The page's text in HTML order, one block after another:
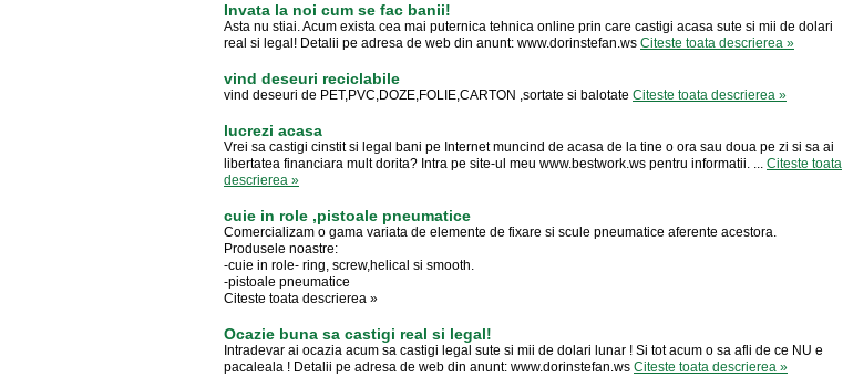
Invata la noi cum se fac banii!
Asta nu stiai. Acum exista cea mai puternica tehnica online prin care castigi acasa sute si mii de dolari
real si legal! Detalii pe adresa de web din anunt: www.dorinstefan.ws Citeste toata descrierea »
vind deseuri reciclabile
vind deseuri de PET,PVC,DOZE,FOLIE,CARTON ,sortate si balotate Citeste toata descrierea »
lucrezi acasa
Vrei sa castigi cinstit si legal bani pe Internet muncind de acasa de la tine o ora sau doua pe zi si sa ai
libertatea financiara mult dorita? Intra pe site-ul meu www.bestwork.ws pentru informatii. ... Citeste toata
descrierea »
cuie in role ,pistoale pneumatice
Comercializam o gama variata de elemente de fixare si scule pneumatice aferente acestora.
Produsele noastre:
-cuie in role- ring, screw,helical si smooth.
-pistoale pneumatice
Citeste toata descrierea »
Ocazie buna sa castigi real si legal!
Intradevar ai ocazia acum sa castigi legal sute si mii de dolari lunar ! Si tot acum o sa afli de ce NU e
pacaleala ! Detalii pe adresa de web din anunt: www.dorinstefan.ws Citeste toata descrierea »